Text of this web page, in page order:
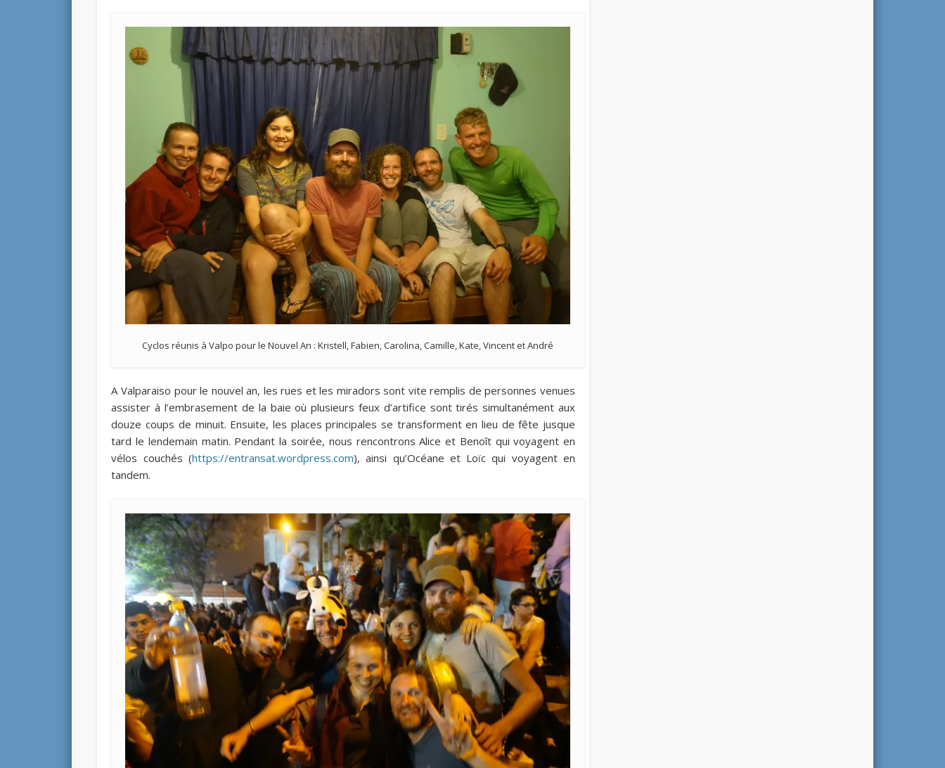
Cyclos réunis à Valpo pour le Nouvel An : Kristell, Fabien, Carolina, Camille, Kate, Vincent et André
A Valparaiso pour le nouvel an, les rues et les miradors sont vite remplis de personnes venues
assister à l’embrasement de la baie où plusieurs feux d’artifice sont tirés simultanément aux
douze coups de minuit. Ensuite, les places principales se transforment en lieu de fête jusque
tard le lendemain matin. Pendant la soirée, nous rencontrons Alice et Benoît qui voyagent en
vélos couchés (https://entransat.wordpress.com), ainsi qu’Océane et Loïc qui voyagent en
tandem.